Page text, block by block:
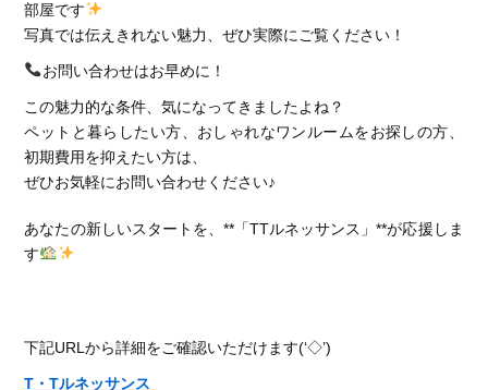
部屋です
写真では伝えきれない魅力、ぜひ実際にご覧ください！
お問い合わせはお早めに！
この魅力的な条件、気になってきましたよね？
ペットと暮らしたい方、おしゃれなワンルームをお探しの方、
初期費用を抑えたい方は、
ぜひお気軽にお問い合わせください♪
あなたの新しいスタートを、**「TTルネッサンス」**が応援しま
す
下記URLから詳細をご確認いただけます(‘◇’)ゞ
T・Tルネッサンス